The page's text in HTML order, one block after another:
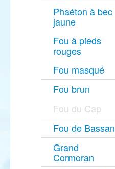
Phaéton à bec
jaune
Fou à pieds
rouges
Fou masqué
Fou brun
Fou du Cap
Fou de Bassan
Grand
Cormoran